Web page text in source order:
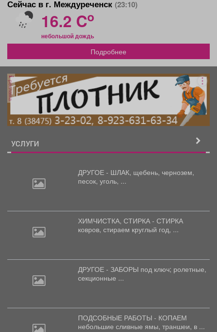
Сейчас в г. Междуреченск (23:10)
16.2 Co
небольшой дождь
Подробнее
реклама
УСЛУГИ
ДРУГОЕ - ШЛАК, щебень, чернозем,
песок, уголь, ...
ХИМЧИСТКА, СТИРКА - СТИРКА
ковров, стираем круглый год, ...
ДРУГОЕ - ЗАБОРЫ под ключ; ролетные,
секционные ...
ПОДСОБНЫЕ РАБОТЫ - КОПАЕМ
небольшие сливные ямы, траншеи, в ...